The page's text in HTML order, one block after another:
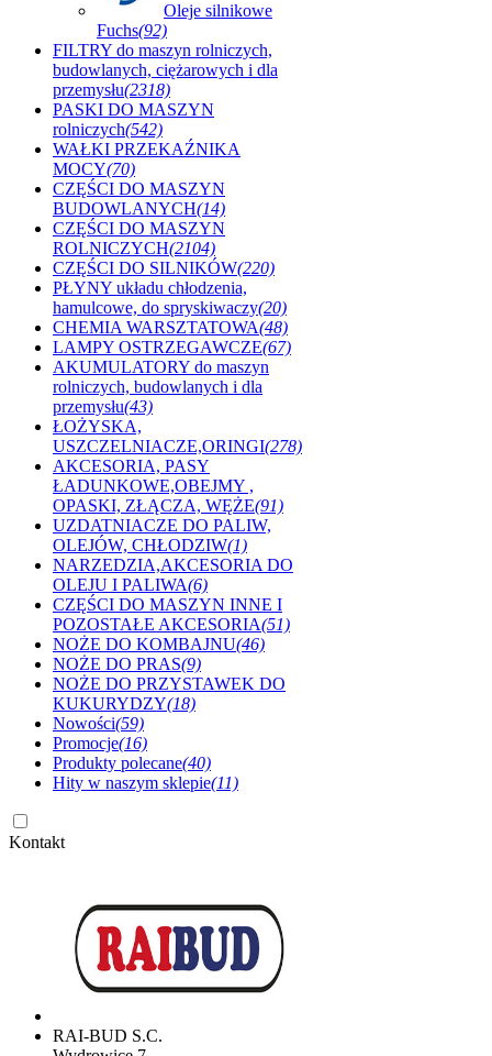
Oleje silnikowe
Fuchs(92)
FILTRY do maszyn rolniczych,
budowlanych, ciężarowych i dla
przemysłu(2318)
PASKI DO MASZYN
rolniczych(542)
WAŁKI PRZEKAŹNIKA
MOCY(70)
CZĘŚCI DO MASZYN
BUDOWLANYCH(14)
CZĘŚCI DO MASZYN
ROLNICZYCH(2104)
CZĘŚCI DO SILNIKÓW(220)
PŁYNY układu chłodzenia,
hamulcowe, do spryskiwaczy(20)
CHEMIA WARSZTATOWA(48)
LAMPY OSTRZEGAWCZE(67)
AKUMULATORY do maszyn
rolniczych, budowlanych i dla
przemysłu(43)
ŁOŻYSKA,
USZCZELNIACZE,ORINGI(278)
AKCESORIA, PASY
ŁADUNKOWE,OBEJMY ,
OPASKI, ZŁĄCZA, WĘŻE(91)
UZDATNIACZE DO PALIW,
OLEJÓW, CHŁODZIW(1)
NARZEDZIA,AKCESORIA DO
OLEJU I PALIWA(6)
CZĘŚCI DO MASZYN INNE I
POZOSTAŁE AKCESORIA(51)
NOŻE DO KOMBAJNU(46)
NOŻE DO PRAS(9)
NOŻE DO PRZYSTAWEK DO
KUKURYDZY(18)
Nowości(59)
Promocje(16)
Produkty polecane(40)
Hity w naszym sklepie(11)
Kontakt
RAI-BUD S.C.